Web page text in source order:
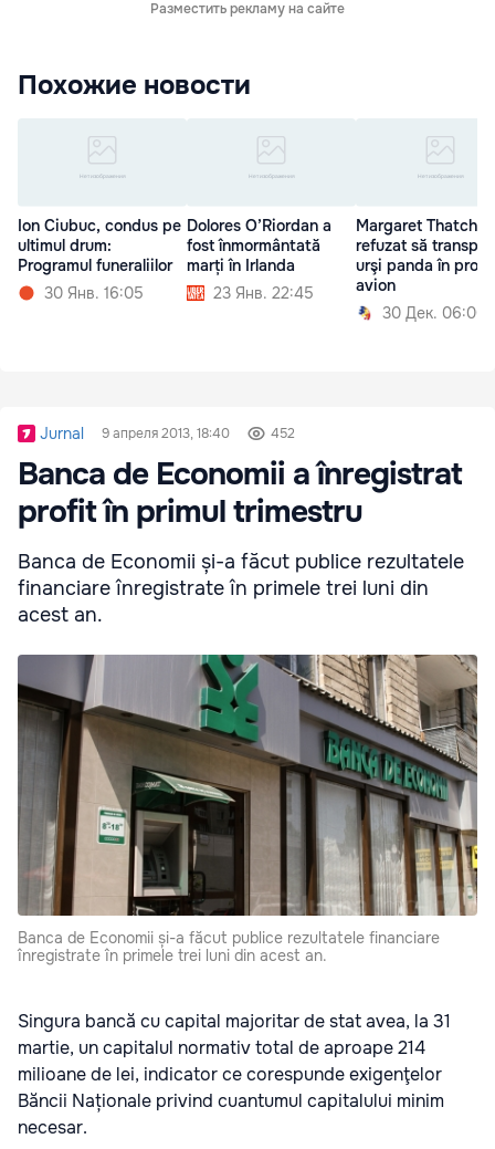
Разместить рекламу на сайте
Похожие новости
Ion Ciubuc, condus pe
ultimul drum:
Programul funeraliilor
30 Янв. 16:05
Dolores O’Riordan a
fost înmormântată
marți în Irlanda
23 Янв. 22:45
Margaret Thatcher
refuzat să
urşi panda în
avion
30 Дек. 06:00
Jurnal 9 апреля 2013, 18:40 452
Banca de Economii a înregistrat
profit în primul trimestru
Banca de Economii și-a făcut publice rezultatele
financiare înregistrate în primele trei luni din
acest an.
Banca de Economii și-a făcut publice rezultatele financiare
înregistrate în primele trei luni din acest an.
Singura bancă cu capital majoritar de stat avea, la 31
martie, un capitalul normativ total de aproape 214
milioane de lei, indicator ce corespunde exigenţelor
Băncii Naționale privind cuantumul capitalului minim
necesar.